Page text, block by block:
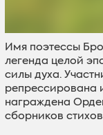
Имя поэтессы
легенда целой
силы духа.
репрессирована
награждена
сборников